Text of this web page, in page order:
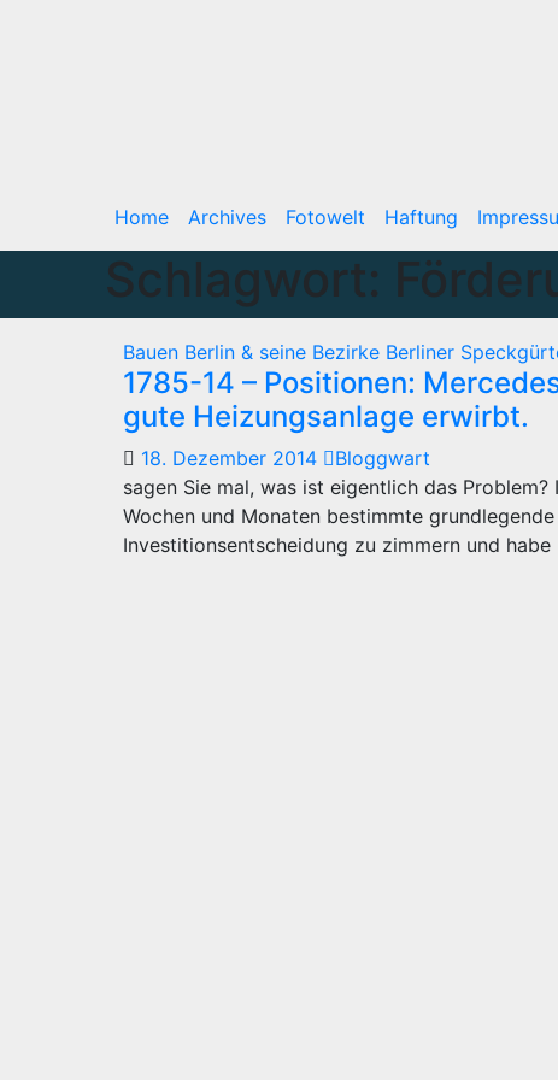
Home Archives Fotowelt Haftung
Schlagwort:
Bauen Berlin & seine Bezirke Berliner
1785-14 – Positionen:
gute Heizungsanlage erwirbt.
18. Dezember 2014
Bloggwart
sagen Sie mal, was ist eigentlich das
Wochen und Monaten bestimmte
Investitionsentscheidung zu zimmern und